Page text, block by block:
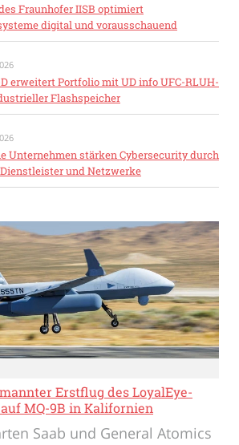
Fraunhofer IISB optimiert
digital und vorausschauend
erweitert Portfolio mit UD info UFC-RLUH-
Flashspeicher
Unternehmen stärken Cybersecurity durch
und Netzwerke
Erstflug des LoyalEye-
MQ-9B in Kalifornien
Saab und General Atomics